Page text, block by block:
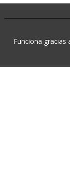
Funciona gracias